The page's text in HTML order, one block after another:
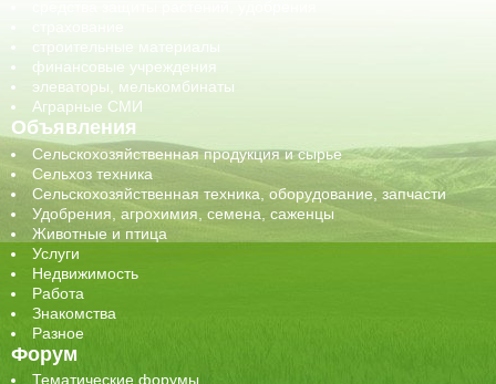
строительные материалы
финансовые учреждения
элеваторы, мелькомбинаты
Аграрные СМИ
Объявления
Сельскохозяйственная продукция и сырье
Сельхоз техника
Сельскохозяйственная техника, оборудование, запчасти
Удобрения, агрохимия, семена, саженцы
Животные и птица
Услуги
Недвижимость
Работа
Знакомства
Разное
Форум
Тематические форумы